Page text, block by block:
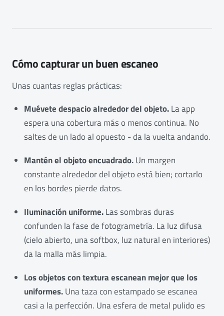
Cómo capturar un buen escaneo
Unas cuantas reglas prácticas:
Muévete despacio alrededor del objeto.La app
espera una cobertura más o menos continua. No
saltes de un lado al opuesto - da la vuelta andando.
Mantén el objeto encuadrado.Un margen
constante alrededor del objeto está bien; cortarlo
en los bordes pierde datos.
Iluminación uniforme.Las sombras duras
confunden la fase de fotogrametría. La luz difusa
(cielo abierto, una softbox, luz natural en interiores)
da la malla más limpia.
Los objetos con textura escanean mejor que los
uniformes.Una taza con estampado se escanea
casi a la perfección. Una esfera de metal pulido es